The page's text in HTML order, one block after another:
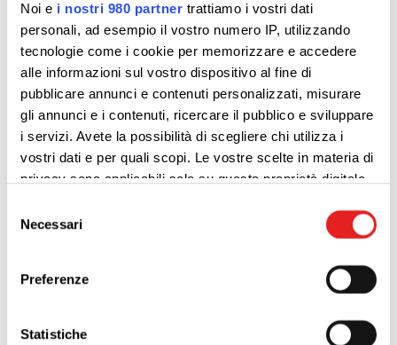
Noi e i nostri 980 partner trattiamo i vostri dati
personali, ad esempio il vostro numero IP, utilizzando
tecnologie come i cookie per memorizzare e accedere
alle informazioni sul vostro dispositivo al fine di
pubblicare annunci e contenuti personalizzati, misurare
gli annunci e i contenuti, ricercare il pubblico e sviluppare
i servizi. Avete la possibilità di scegliere chi utilizza i
vostri dati e per quali scopi. Le vostre scelte in materia di
privacy sono applicabili solo su questa proprietà digitale
modificare o revocare il proprio consenso in qualsiasi
momento dalla Dichiarazione sui cookie o facendo clic
e imposta le tue preferenze nella
sezione dettagli. Puoi
delNecessari
Preferenze
Statistiche